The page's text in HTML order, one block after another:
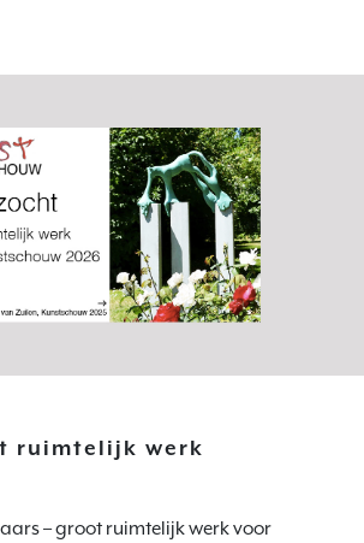
ruimtelijk werk
– groot ruimtelijk werk voor